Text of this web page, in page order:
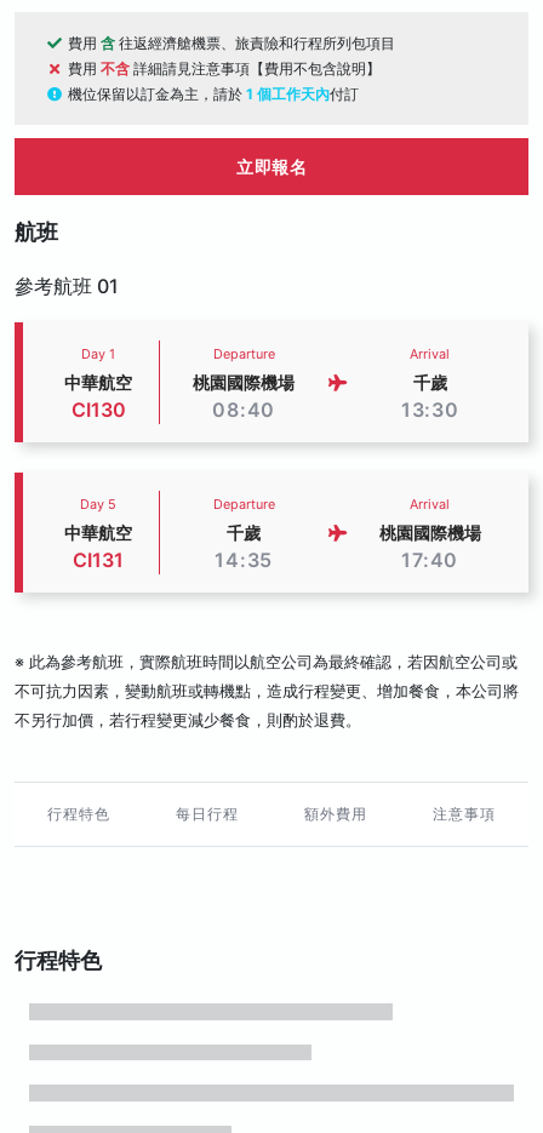
費用 含 往返經濟艙機票、旅責險和行程所列包項目
費用 不含 詳細請見注意事項【費用不包含說明】
機位保留以訂金為主，請於 1 個工作天內付訂
立即報名
航班
參考航班 01
Day 1
中華航空
CI130
Departure
桃園國際機場
08:40
Arrival
千歲
13:30
Day 5
中華航空
CI131
Departure
千歲
14:35
Arrival
桃園國際機場
17:40
※ 此為參考航班，實際航班時間以航空公司為最終確認，若因航空公司或
不可抗力因素，變動航班或轉機點，造成行程變更、增加餐食，本公司將
不另行加價，若行程變更減少餐食，則酌於退費。
行程特色 每日行程 額外費用 注意事項
行程特色